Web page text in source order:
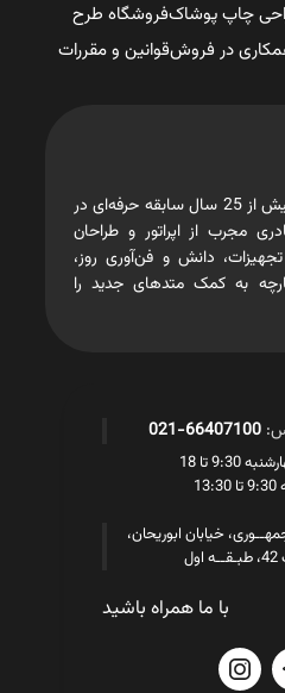
چاپ پوشاکفروشگاه طرح
در فروشقوانین و مقررات
مدگراف | modegraph با بیش از 25 سال سابقه حرفه‌ای در
مجرب از اپراتور و طراحان
دانش و فن‌آوری روز،
به کمک متدهای جدید را
66407100-021
9:30 تا 18
خیابان ابوریحان،
با ما همراه باشید